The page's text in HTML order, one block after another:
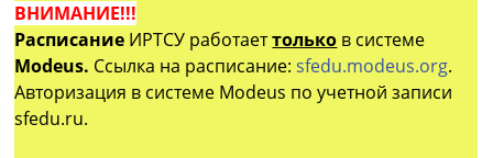
ВНИМАНИЕ!!!
Расписание ИРТСУ работаеттолько в системе
Modeus. Ссылка на расписание:sfedu.modeus.org.
Авторизация в системе Modeus по учетной записи
sfedu.ru.